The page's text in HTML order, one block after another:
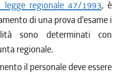
regionale 47/1993, è
di una prova d'esame i
sono determinati con
regionale.
il personale deve essere